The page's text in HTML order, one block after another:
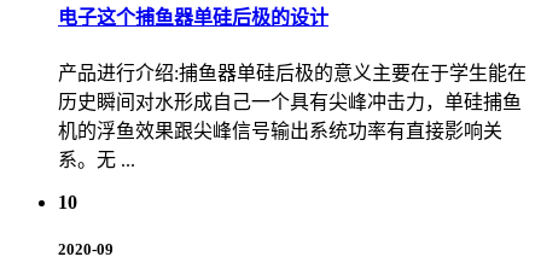
电子这个捕鱼器单硅后极的设计
产品进行介绍:捕鱼器单硅后极的意义主要在于学生能在
历史瞬间对水形成自己一个具有尖峰冲击力，单硅捕鱼
机的浮鱼效果跟尖峰信号输出系统功率有直接影响关
系。无 ...
10
2020-09